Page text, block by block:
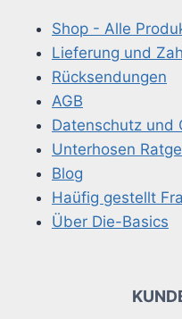
Shop - Alle
Lieferung und
Rücksendungen
AGB
Datenschutz und
Unterhosen
Blog
Haüfig gestellt
Über Die-Basics